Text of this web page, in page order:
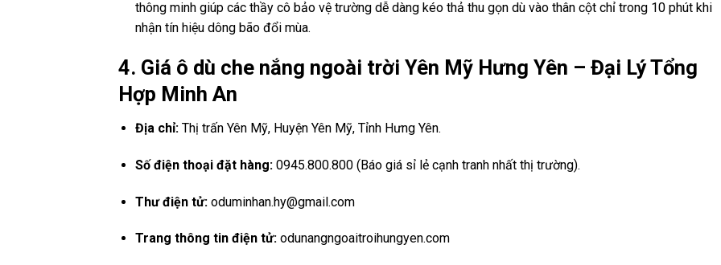
thông minh giúp các thầy cô bảo vệ trường dễ dàng kéo thả thu gọn dù vào thân cột chỉ trong 10 phút khi
nhận tín hiệu dông bão đổi mùa.
4. Giá ô dù che nắng ngoài trời Yên Mỹ Hưng Yên – Đại Lý Tổng
Hợp Minh An
Địa chỉ:Thị trấn Yên Mỹ, Huyện Yên Mỹ, Tỉnh Hưng Yên.
Số điện thoại đặt hàng:0945.800.800 (Báo giá sỉ lẻ cạnh tranh nhất thị trường).
Thư điện tử:oduminhan.hy@gmail.com
Trang thông tin điện tử:odunangngoaitroihungyen.com